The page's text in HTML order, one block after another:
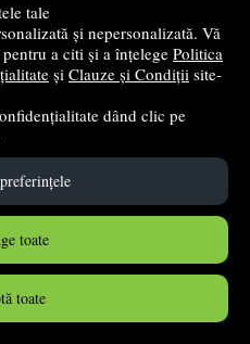
tale
și nepersonalizată. Vă
a citi și a înțelege Politica
și Clauze și Condiții site-
dând clic pe
toate
toate
la SCOALA, ACASA, in
1 - Mihaela Singer
- 2018
lei
stoc